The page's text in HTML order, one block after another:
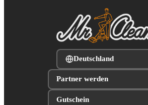
Deutschland
Partner werden
Gutschein